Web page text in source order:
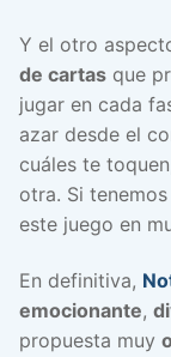
Y el otro
de cartas que
jugar en cada
azar desde el
cuáles te
otra. Si
este juego en
En definitiva,
emocionante,
propuesta muy